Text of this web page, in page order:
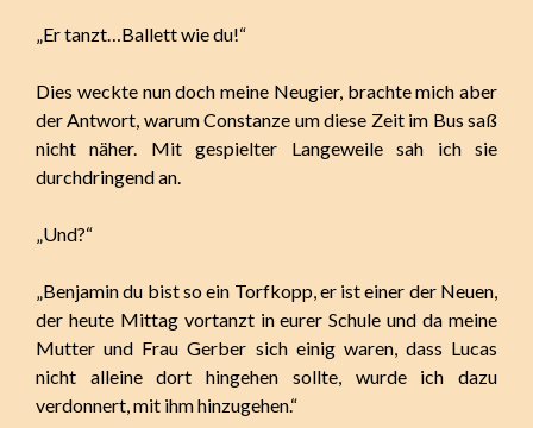
„Er tanzt…Ballett wie du!“
Dies weckte nun doch meine Neugier, brachte mich aber
der Antwort, warum Constanze um diese Zeit im Bus saß
nicht näher. Mit gespielter Langeweile sah ich sie
durchdringend an.
„Und?“
„Benjamin du bist so ein Torfkopp, er ist einer der Neuen,
der heute Mittag vortanzt in eurer Schule und da meine
Mutter und Frau Gerber sich einig waren, dass Lucas
nicht alleine dort hingehen sollte, wurde ich dazu
verdonnert, mit ihm hinzugehen.“